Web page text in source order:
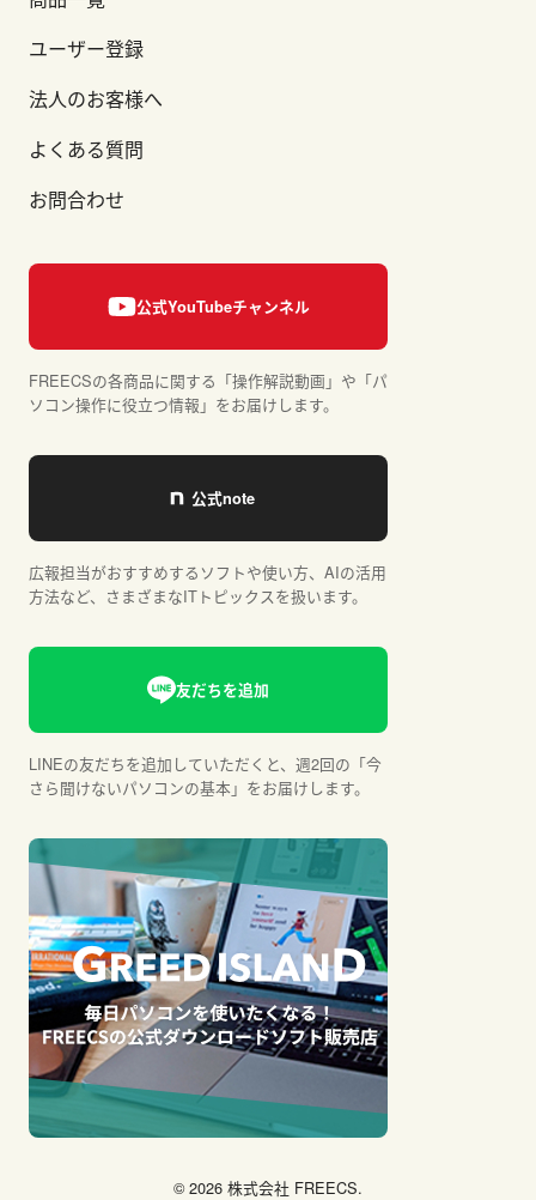
ユーザー登録
法人のお客様へ
よくある質問
お問合わせ
FREECSの各商品に関する「操作解説動画」や「パ
ソコン操作に役立つ情報」をお届けします。
広報担当がおすすめするソフトや使い方、AIの活用
方法など、さまざまなITトピックスを扱います。
LINEの友だちを追加していただくと、週2回の「今
さら聞けないパソコンの基本」をお届けします。
© 2026 株式会社 FREECS.